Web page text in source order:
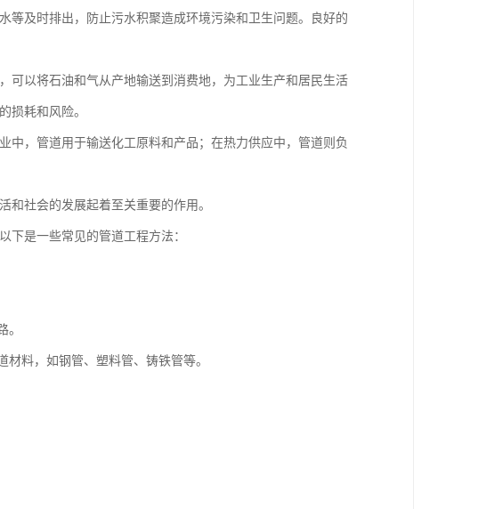
等及时排出，防止污水积聚造成环境污染和卫生问题。良好的
可以将石油和气从产地输送到消费地，为工业生产和居民生活
损耗和风险。
中，管道用于输送化工原料和产品；在热力供应中，管道则负
和社会的发展起着至关重要的作用。
下是一些常见的管道工程方法：
。
料，如钢管、塑料管、铸铁管等。